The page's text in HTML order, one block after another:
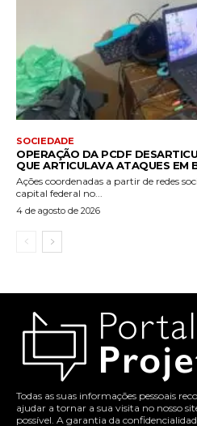
SOCIEDADE
OPERAÇÃO DA PCDF
QUE ARTICULAVA ATAQUES EM
Ações coordenadas a partir de redes
capital federal no...
4 de agosto de 2026
Todas as suas informações pessoais
ajudar a tornar a sua visita no nosso
possível. A garantia da